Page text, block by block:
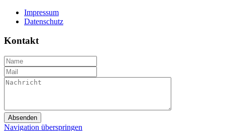
Impressum
Datenschutz
Kontakt
Absenden
Navigation überspringen